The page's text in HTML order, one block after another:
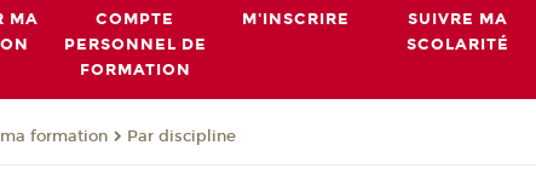
MA
COMPTE
PERSONNEL DE
FORMATION
M'INSCRIRE
SUIVRE MA
SCOLARITÉ
formation Par discipline